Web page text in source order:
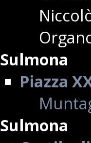
Sulmona
Piazza
Sulmona